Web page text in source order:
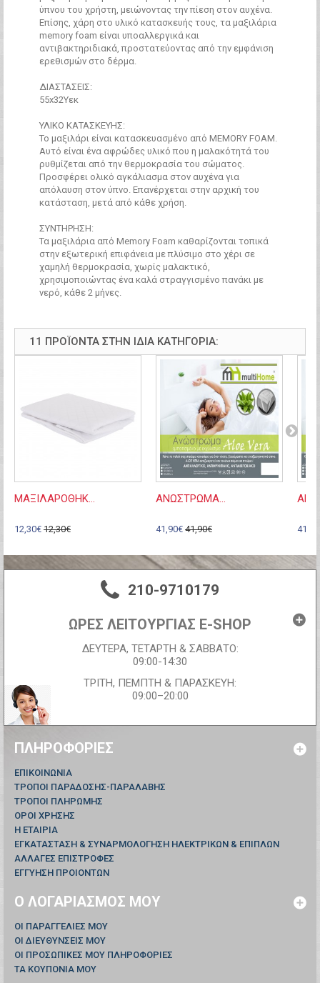
ύπνου του χρήστη, μειώνοντας την πίεση στον αυχένα.
Επίσης, χάρη στο υλικό κατασκευής τους, τα μαξιλάρια
memory foam είναι υποαλλεργικά και
αντιβακτηριδιακά, προστατεύοντας από την εμφάνιση
ερεθισμών στο δέρμα.
ΔΙΑΣΤΑΣΕΙΣ:
55x32Υεκ
ΥΛΙΚΟ ΚΑΤΑΣΚΕΥΗΣ:
Το μαξιλάρι είναι κατασκευασμένο από MEMORY FOAM.
Αυτό είναι ένα αφρώδες υλικό που η μαλακότητά του
ρυθμίζεται από την θερμοκρασία του σώματος.
Προσφέρει ολικό αγκάλιασμα στον αυχένα για
απόλαυση στον ύπνο. Επανέρχεται στην αρχική του
κατάσταση, μετά από κάθε χρήση.
ΣΥΝΤΗΡΗΣΗ:
Τα μαξιλάρια από Memory Foam καθαρίζονται τοπικά
στην εξωτερική επιφάνεια με πλύσιμο στο χέρι σε
χαμηλή θερμοκρασία, χωρίς μαλακτικό,
χρησιμοποιώντας ένα καλά στραγγισμένο πανάκι με
νερό, κάθε 2 μήνες.
11 ΠΡΟΪΌΝΤΑ ΣΤΗΝ ΊΔΙΑ ΚΑΤΗΓΟΡΊΑ:
ΜΑΞΙΛΑΡΟΘΗΚ...
12,30€ 12,30€
ΑΝΩΣΤΡΩΜΑ...
41,90€ 41,90€
210-9710179
ΩΡΕΣ ΛΕΙΤΟΥΡΓΙΑΣ E-SHOP
ΔΕΥΤΕΡΑ, ΤΕΤΑΡΤΗ & ΣΑΒΒΑΤΟ:
09:00-14:30
ΤΡΙΤΗ, ΠΕΜΠΤΗ & ΠΑΡΑΣΚΕΥΗ:
09:00–20:00
ΠΛΗΡΟΦΟΡΊΕΣ
ΕΠΙΚΟΙΝΩΝΊΑ
ΤΡΟΠΟΙ ΠΑΡΑΔΟΣΗΣ-ΠΑΡΑΛΑΒΗΣ
ΤΡΟΠΟΙ ΠΛΗΡΩΜΗΣ
ΟΡΟΙ ΧΡΗΣΗΣ
Η ΕΤΑΙΡΙΑ
ΕΓΚΑΤΑΣΤΑΣΗ & ΣΥΝΑΡΜΟΛΟΓΗΣΗ ΗΛΕΚΤΡΙΚΩΝ & ΕΠΙΠΛΩΝ
ΑΛΛΑΓΕΣ ΕΠΙΣΤΡΟΦΕΣ
ΕΓΓΥΗΣΗ ΠΡΟΙΟΝΤΩΝ
Ο ΛΟΓΑΡΙΑΣΜΌΣ ΜΟΥ
ΟΙ ΠΑΡΑΓΓΕΛΊΕΣ ΜΟΥ
ΟΙ ΔΙΕΥΘΎΝΣΕΙΣ ΜΟΥ
ΟΙ ΠΡΟΣΩΠΙΚΈΣ ΜΟΥ ΠΛΗΡΟΦΟΡΊΕΣ
ΤΑ ΚΟΥΠΌΝΙΑ ΜΟΥ